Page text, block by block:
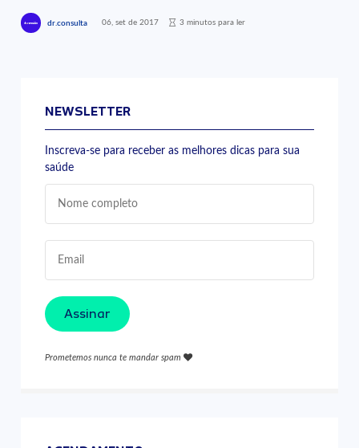
dr.consulta 06, set de 2017 3 minutos para ler
NEWSLETTER
Inscreva-se para receber as melhores dicas para sua
saúde
Assinar
Prometemos nunca te mandar spam